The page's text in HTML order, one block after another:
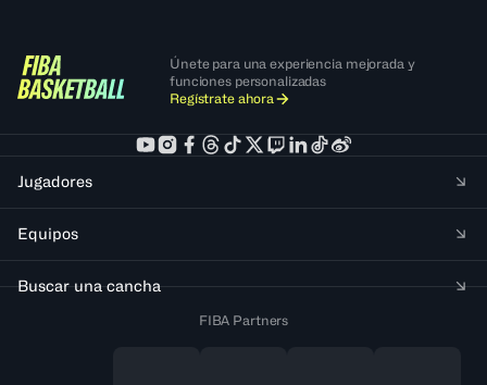
Únete para una experiencia mejorada y
funciones personalizadas
Regístrate ahora
Jugadores
Equipos
Buscar una cancha
FIBA Partners